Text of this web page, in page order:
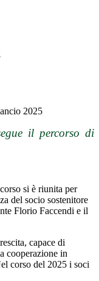
2025
il percorso di
si è riunita per
del socio sostenitore
Florio Faccendi e il
capace di
cooperazione in
corso del 2025 i soci